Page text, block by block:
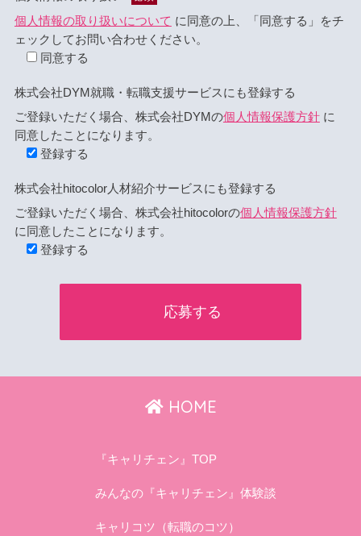
個人情報の取り扱いについて に同意の上、「同意する」をチ
ェックしてお問い合わせください。
同意する
株式会社DYM就職・転職支援サービスにも登録する
ご登録いただく場合、株式会社DYMの個人情報保護方針に
同意したことになります。
登録する
株式会社hitocolor人材紹介サービスにも登録する
ご登録いただく場合、株式会社hitocolorの個人情報保護方針
に同意したことになります。
登録する
HOME
『キャリチェン』TOP
みんなの『キャリチェン』体験談
キャリコツ（転職のコツ）